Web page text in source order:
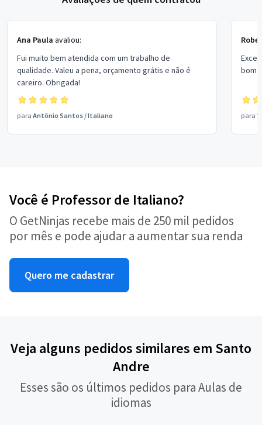
Ana Paula avaliou:
Fui muito bem atendida com um trabalho de
qualidade. Valeu a pena, orçamento grátis e não é
careiro. Obrigada!
para Antônio Santos /Italiano
bom
para
Você é Professor de Italiano?
O GetNinjas recebe mais de 250 mil pedidos
por mês e pode ajudar a aumentar sua renda
Quero me cadastrar
Veja alguns pedidos similares em Santo
Andre
Esses são os últimos pedidos para Aulas de
idiomas